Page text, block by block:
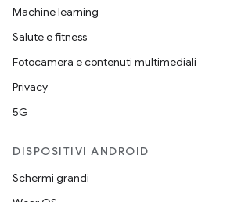
Machine learning
Salute e fitness
Fotocamera e contenuti multimediali
Privacy
5G
DISPOSITIVI ANDROID
Schermi grandi